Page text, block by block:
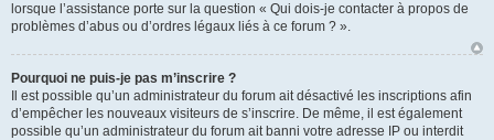
lorsque l’assistance porte sur la question « Qui dois-je contacter à propos de
problèmes d’abus ou d’ordres légaux liés à ce forum ? ».
Pourquoi ne puis-je pas m’inscrire ?
Il est possible qu’un administrateur du forum ait désactivé les inscriptions afin
d’empêcher les nouveaux visiteurs de s’inscrire. De même, il est également
possible qu’un administrateur du forum ait banni votre adresse IP ou interdit